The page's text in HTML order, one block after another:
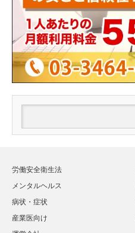
労働安全衛生法
メンタルヘルス
病状・症状
産業医向け